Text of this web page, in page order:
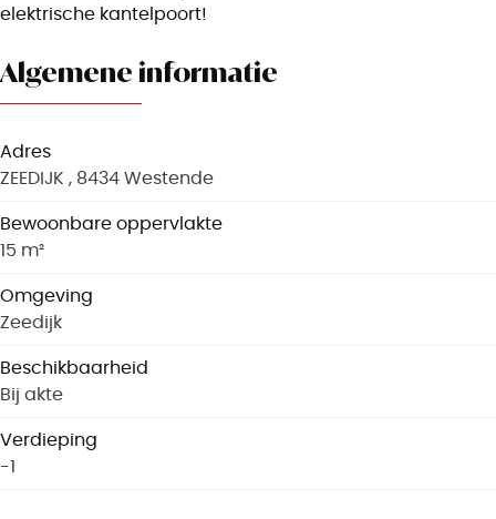
elektrische kantelpoort!
Algemene informatie
Adres
ZEEDIJK , 8434 Westende
Bewoonbare oppervlakte
15 m²
Omgeving
Zeedijk
Beschikbaarheid
Bij akte
Verdieping
-1